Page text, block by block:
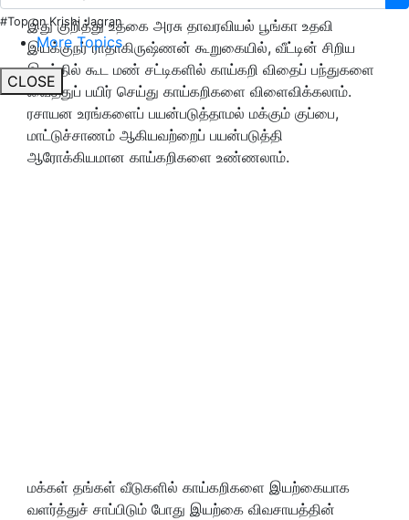
#Top on Krishi Jagran
More Topics
CLOSE
இது குறித்து உதகை அரசு தாவரவியல் பூங்கா உதவி
இயக்குநர் ராதாகிருஷ்ணன் கூறுகையில், வீட்டின் சிறிய
இடத்தில் கூட மண் சட்டிகளில் காய்கறி விதைப் பந்துகளை
வைத்துப் பயிர் செய்து காய்கறிகளை விளைவிக்கலாம்.
ரசாயன உரங்களைப் பயன்படுத்தாமல் மக்கும் குப்பை,
மாட்டுச்சாணம் ஆகியவற்றைப் பயன்படுத்தி
ஆரோக்கியமான காய்கறிகளை உண்ணலாம்.
மக்கள் தங்கள் வீடுகளில் காய்கறிகளை இயற்கையாக
வளர்த்துச் சாப்பிடும் போது இயற்கை விவசாயத்தின்